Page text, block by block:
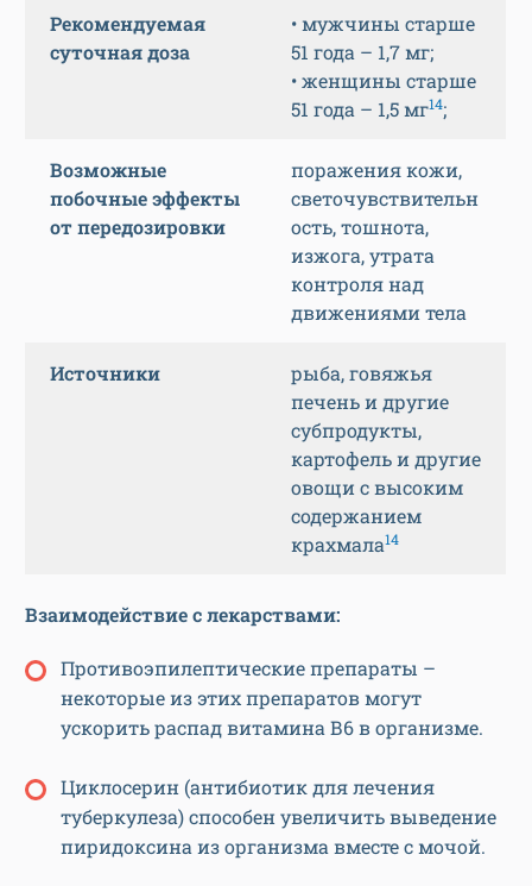
Рекомендуемая
суточная доза
• мужчины старше
51 года – 1,7 мг;
• женщины старше
51 года – 1,5 мг14;
Возможные
побочные эффекты
от передозировки
поражения кожи,
светочувствительн
ость, тошнота,
изжога, утрата
контроля над
движениями тела
Источники
рыба, говяжья
печень и другие
субпродукты,
картофель и другие
овощи с высоким
содержанием
крахмала14
Взаимодействие с лекарствами:
Противоэпилептические препараты –
некоторые из этих препаратов могут
ускорить распад витамина В6 в организме.
Циклосерин (антибиотик для лечения
туберкулеза) способен увеличить выведение
пиридоксина из организма вместе с мочой.